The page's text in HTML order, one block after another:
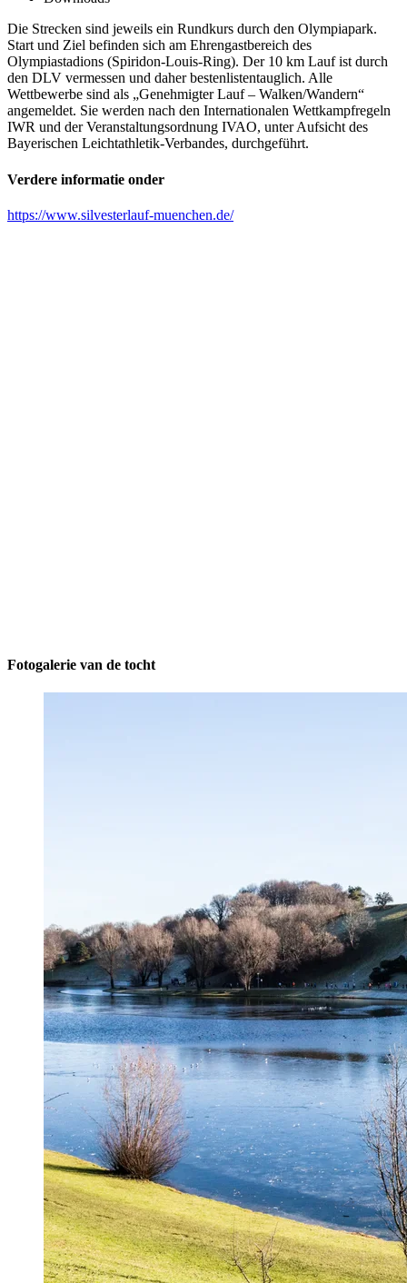
Die Strecken sind jeweils ein Rundkurs durch den Olympiapark.
Start und Ziel befinden sich am Ehrengastbereich des
Olympiastadions (Spiridon-Louis-Ring). Der 10 km Lauf ist durch
den DLV vermessen und daher bestenlistentauglich. Alle
Wettbewerbe sind als „Genehmigter Lauf – Walken/Wandern“
angemeldet. Sie werden nach den Internationalen Wettkampfregeln
IWR und der Veranstaltungsordnung IVAO, unter Aufsicht des
Bayerischen Leichtathletik-Verbandes, durchgeführt.
Verdere informatie onder
https://www.silvesterlauf-muenchen.de/
Fotogalerie van de tocht